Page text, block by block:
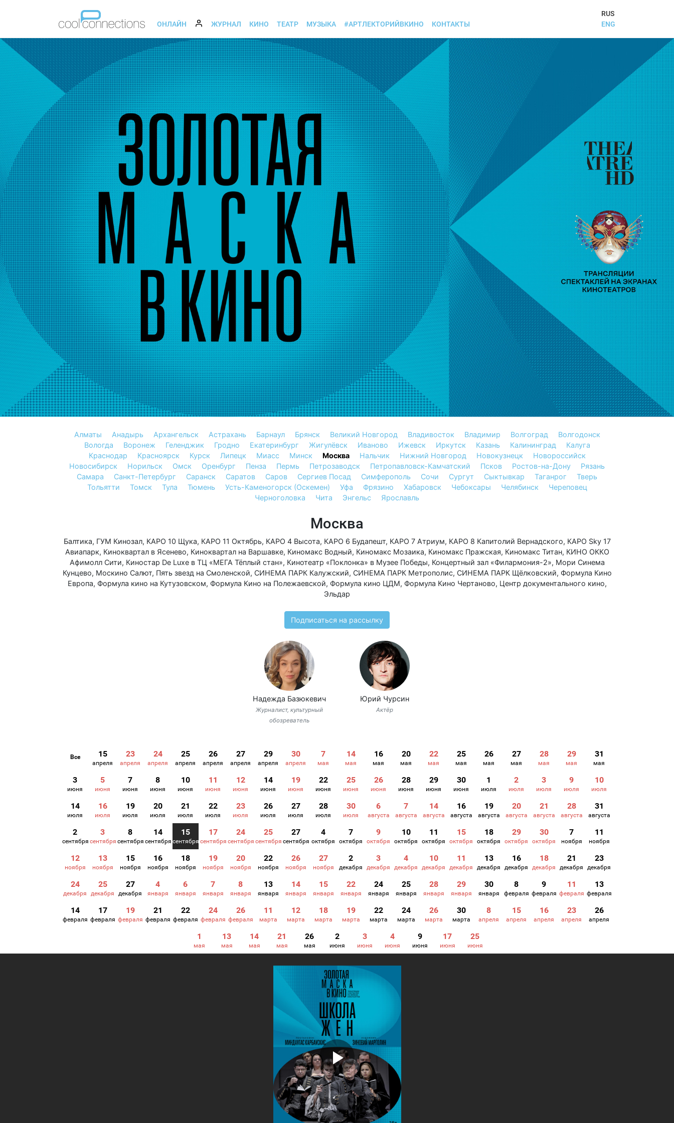
ОНЛАЙН ЖУРНАЛ КИНО ТЕАТР МУЗЫКА #АРТЛЕКТОРИЙВКИНО КОНТАКТЫ
RUS
ENG
Алматы Анадырь Архангельск Астрахань Барнаул Брянск Великий Новгород Владивосток Владимир Волгоград
Волгодонск
Вологда
Воронеж Геленджик Гродно Екатеринбург Жигулёвск Иваново Ижевск Иркутск Казань Калининград
Калуга
Краснодар
Красноярск Курск Липецк Миасс Минск Москва Нальчик Нижний Новгород Новокузнецк
Новороссийск
Новосибирск
Норильск Омск Оренбург Пенза Пермь Петрозаводск Петропавловск-Камчатский Псков Ростов-на-Дону
Рязань
Самара
Санкт-Петербург Саранск Саратов Саров Сергиев Посад Симферополь Сочи Сургут Сыктывкар Таганрог
Тверь
Тольятти
Томск Тула Тюмень Усть-Каменогорск (Оскемен) Уфа Фрязино Хабаровск Чебоксары Челябинск
Череповец
Черноголовка
Чита Энгельс Ярославль
Москва
Балтика, ГУМ Кинозал, КАРО 10 Щука, КАРО 11 Октябрь, КАРО 4 Высота, КАРО 6 Будапешт, КАРО 7 Атриум, КАРО 8 Капитолий Вернадского, КАРО Sky 17
Авиапарк, Киноквартал в Ясенево, Киноквартал на Варшавке, Киномакс Водный, Киномакс Мозаика, Киномакс Пражская, Киномакс Титан, КИНО ОККО
Афимолл Сити, Киностар De Luxe в ТЦ «МЕГА Тёплый стан», Кинотеатр «Поклонка» в Музее Победы, Концертный зал «Филармония-2», Мори Синема
Кунцево, Москино Салют, Пять звезд на Смоленской, СИНЕМА ПАРК Калужский, СИНЕМА ПАРК Метрополис, СИНЕМА ПАРК Щёлковский, Формула Кино
Европа, Формула кино на Кутузовском, Формула Кино на Полежаевской, Формула кино ЦДМ, Формула Кино Чертаново, Центр документального кино,
Эльдар
Подписаться на рассылку
Надежда Базюкевич
Журналист, культурный
обозреватель
Юрий Чурсин
Актёр
Все 15
апреля
23
апреля
24
апреля
25
апреля
26
апреля
27
апреля
29
апреля
30
апреля
7
мая
14
мая
16
мая
20
мая
22
мая
25
мая
26
мая
27
мая
28
мая
29
мая
31
мая
3
июня
5
июня
7
июня
8
июня
10
июня
11
июня
12
июня
14
июня
19
июня
22
июня
25
июня
26
июня
28
июня
29
июня
30
июня
1
июля
2
июля
3
июля
9
июля
10
июля
14
июля
16
июля
19
июля
20
июля
21
июля
22
июля
23
июля
26
июля
27
июля
28
июля
30
июля
6
августа
7
августа
14
августа
16
августа
19
августа
20
августа
21
августа
28
августа
31
августа
2
сентября
3
сентября
8
сентября
14
сентября
15
сентября
17
сентября
24
сентября
25
сентября
27
сентября
4
октября
7
октября
9
октября
10
октября
11
октября
15
октября
18
октября
29
октября
30
октября
7
ноября
11
ноября
12
ноября
13
ноября
15
ноября
16
ноября
18
ноября
19
ноября
20
ноября
22
ноября
26
ноября
27
ноября
2
декабря
3
декабря
4
декабря
10
декабря
11
декабря
13
декабря
16
декабря
18
декабря
21
декабря
23
декабря
24
декабря
25
декабря
27
декабря
4
января
6
января
7
января
8
января
13
января
14
января
15
января
22
января
24
января
25
января
28
января
29
января
30
января
8
февраля
9
февраля
11
февраля
13
февраля
14
февраля
17
февраля
19
февраля
21
февраля
22
февраля
24
февраля
26
февраля
11
марта
12
марта
18
марта
19
марта
22
марта
24
марта
26
марта
30
марта
8
апреля
15
апреля
16
апреля
23
апреля
26
апреля
1
мая
13
мая
14
мая
21
мая
26
мая
2
июня
3
июня
4
июня
9
июня
17
июня
25
июня